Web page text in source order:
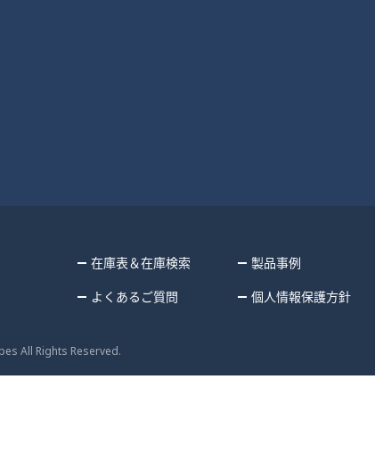
在庫表＆在庫検索
製品事例
よくあるご質問 個人情報保護方針
All Rights Reserved.